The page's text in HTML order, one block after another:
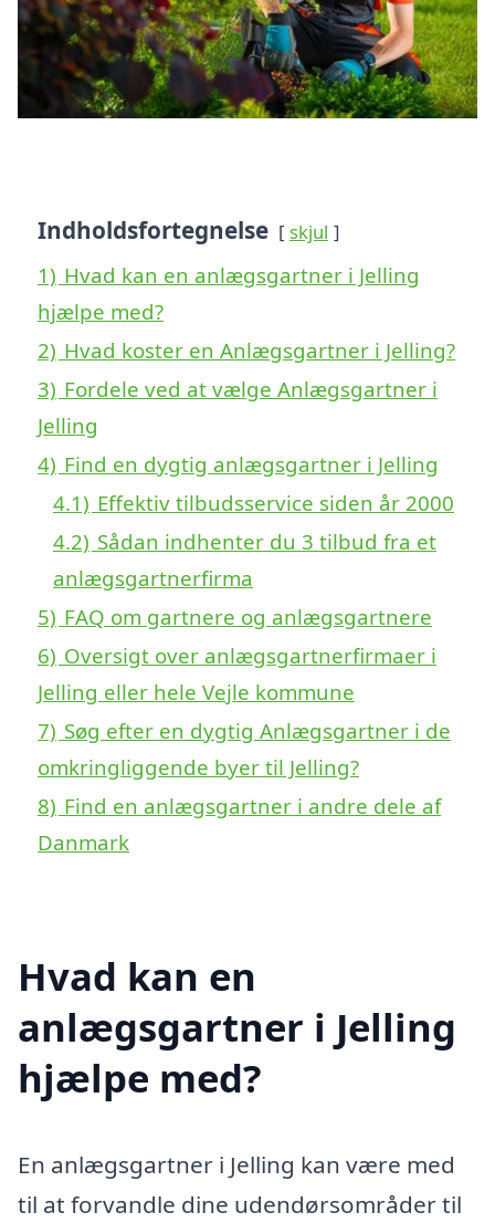
Indholdsfortegnelse skjul
1) Hvad kan en anlægsgartner i Jelling
hjælpe med?
2) Hvad koster en Anlægsgartner i Jelling?
3) Fordele ved at vælge Anlægsgartner i
Jelling
4) Find en dygtig anlægsgartner i Jelling
4.1) Effektiv tilbudsservice siden år 2000
4.2) Sådan indhenter du 3 tilbud fra et
anlægsgartnerfirma
5) FAQ om gartnere og anlægsgartnere
6) Oversigt over anlægsgartnerfirmaer i
Jelling eller hele Vejle kommune
7) Søg efter en dygtig Anlægsgartner i de
omkringliggende byer til Jelling?
8) Find en anlægsgartner i andre dele af
Danmark
Hvad kan en
anlægsgartner i Jelling
hjælpe med?
En anlægsgartner i Jelling kan være med
til at forvandle dine udendørsområder til